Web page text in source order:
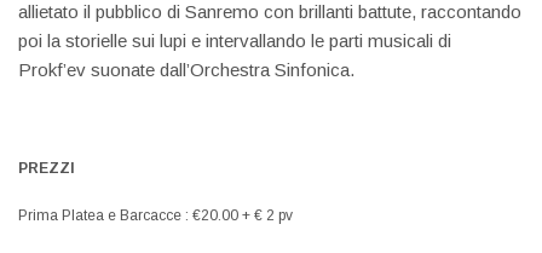
allietato il pubblico di Sanremo con brillanti battute, raccontando
poi la storielle sui lupi e intervallando le parti musicali di
Prokf’ev suonate dall’Orchestra Sinfonica.
PREZZI
Prima Platea e Barcacce : €20.00 + € 2 pv